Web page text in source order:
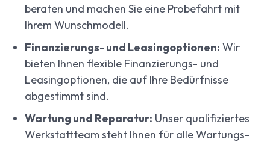
beraten und machen Sie eine Probefahrt mit
Ihrem Wunschmodell.
Finanzierungs- und Leasingoptionen: Wir
bieten Ihnen flexible Finanzierungs- und
Leasingoptionen, die auf Ihre Bedürfnisse
abgestimmt sind.
Wartung und Reparatur: Unser qualifiziertes
Werkstattteam steht Ihnen für alle Wartungs-